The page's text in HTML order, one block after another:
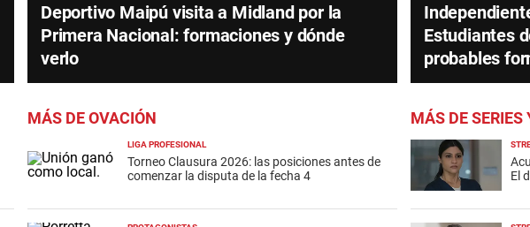
Deportivo Maipú visita a Midland por la
Primera Nacional: formaciones y dónde
verlo
Estudiantes
probables
MÁS DE OVACIÓN
LIGA PROFESIONAL
Torneo Clausura 2026: las posiciones antes de
comenzar la disputa de la fecha 4
MÁS DE
El